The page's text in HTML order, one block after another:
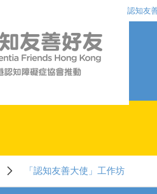
認知友
「認知友善大使」工作坊